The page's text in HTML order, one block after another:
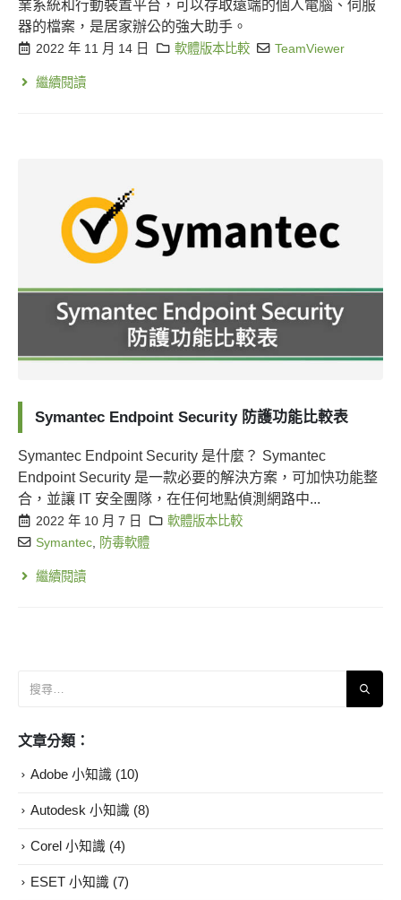
業系統和行動裝置平台，可以存取遠端的個人電腦、伺服
器的檔案，是居家辦公的強大助手。
2022 年 11 月 14 日 軟體版本比較 TeamViewer
繼續閱讀
Symantec Endpoint Security 防護功能比較表
Symantec Endpoint Security 是什麼？ Symantec
Endpoint Security 是一款必要的解決方案，可加快功能整
合，並讓 IT 安全團隊，在任何地點偵測網路中...
2022 年 10 月 7 日
軟體版本比較
Symantec, 防毒軟體
繼續閱讀
文章分類：
Adobe 小知識 (10)
Autodesk 小知識 (8)
Corel 小知識 (4)
ESET 小知識 (7)